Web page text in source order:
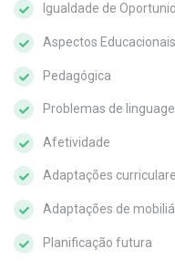
Igualdade de
Aspectos
Pedagógica
Problemas de
Afetividade
Adaptações
Adaptações de
Planificação futura